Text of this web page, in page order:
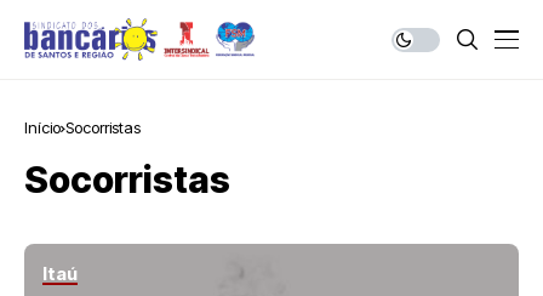
Início Socorristas
Socorristas
Itaú